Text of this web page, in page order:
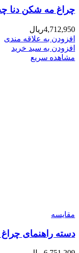
چراغ مه شکن دنا
4,712,950ریال
افزودن به علاقه مندی
افزودن به سبد خرید
مشاهده سریع
مقایسه
دسته راهنمای